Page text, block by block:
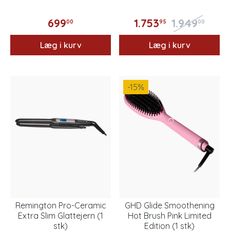
69900
Læg i kurv
1.75395 1.94900
Læg i kurv
Remington Pro-Ceramic
Extra Slim Glattejern (1
stk)
-15%
GHD Glide Smoothening
Hot Brush Pink Limited
Edition (1 stk)